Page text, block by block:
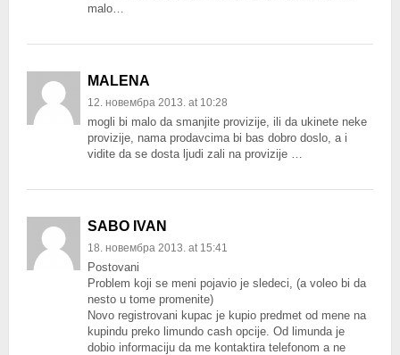
malo…
MALENA
12. новембра 2013. at 10:28
mogli bi malo da smanjite provizije, ili da ukinete neke
provizije, nama prodavcima bi bas dobro doslo, a i
vidite da se dosta ljudi zali na provizije …
SABO IVAN
18. новембра 2013. at 15:41
Postovani
Problem koji se meni pojavio je sledeci, (a voleo bi da
nesto u tome promenite)
Novo registrovani kupac je kupio predmet od mene na
kupindu preko limundo cash opcije. Od limunda je
dobio informaciju da me kontaktira telefonom a ne